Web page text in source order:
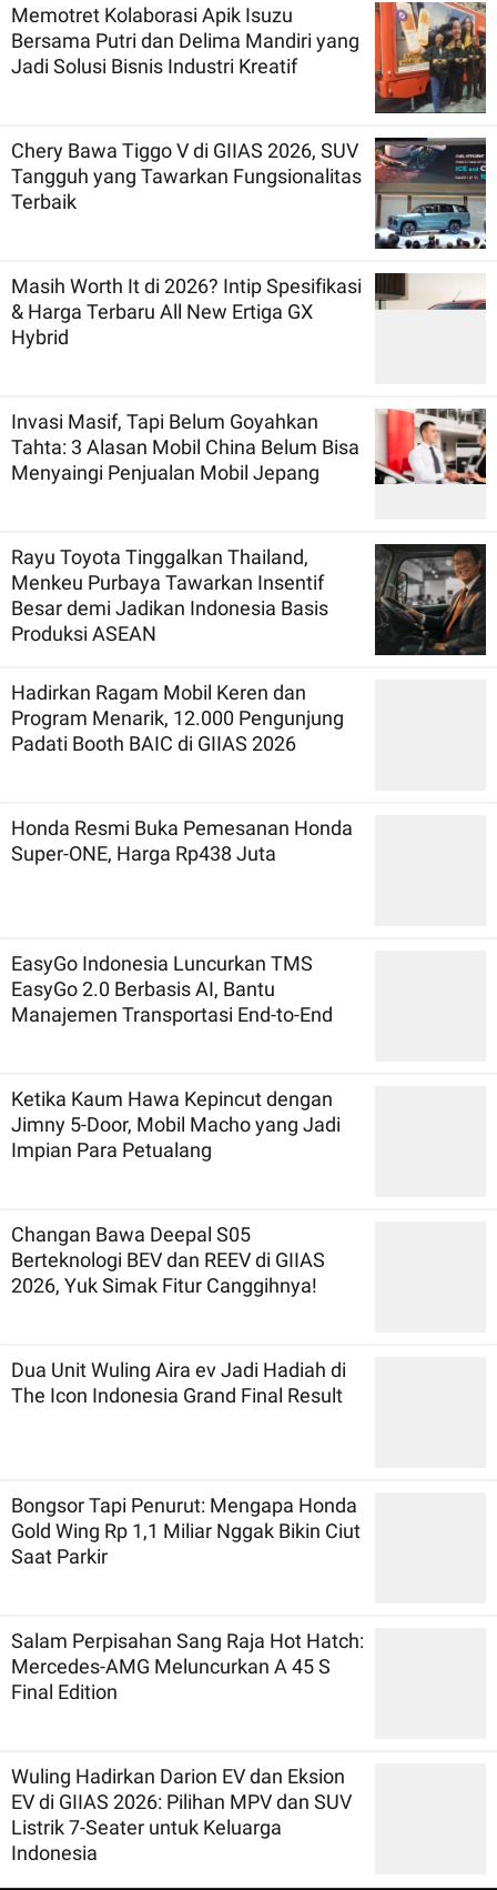
Memotret Kolaborasi Apik Isuzu
Bersama Putri dan Delima Mandiri yang
Jadi Solusi Bisnis Industri Kreatif
Chery Bawa Tiggo V di GIIAS 2026, SUV
Tangguh yang Tawarkan Fungsionalitas
Terbaik
Masih Worth It di 2026? Intip Spesifikasi
& Harga Terbaru All New Ertiga GX
Hybrid
Invasi Masif, Tapi Belum Goyahkan
Tahta: 3 Alasan Mobil China Belum Bisa
Menyaingi Penjualan Mobil Jepang
Rayu Toyota Tinggalkan Thailand,
Menkeu Purbaya Tawarkan Insentif
Besar demi Jadikan Indonesia Basis
Produksi ASEAN
Hadirkan Ragam Mobil Keren dan
Program Menarik, 12.000 Pengunjung
Padati Booth BAIC di GIIAS 2026
Honda Resmi Buka Pemesanan Honda
Super-ONE, Harga Rp438 Juta
EasyGo Indonesia Luncurkan TMS
EasyGo 2.0 Berbasis AI, Bantu
Manajemen Transportasi End-to-End
Ketika Kaum Hawa Kepincut dengan
Jimny 5-Door, Mobil Macho yang Jadi
Impian Para Petualang
Changan Bawa Deepal S05
Berteknologi BEV dan REEV di GIIAS
2026, Yuk Simak Fitur Canggihnya!
Dua Unit Wuling Aira ev Jadi Hadiah di
The Icon Indonesia Grand Final Result
Bongsor Tapi Penurut: Mengapa Honda
Gold Wing Rp 1,1 Miliar Nggak Bikin Ciut
Saat Parkir
Salam Perpisahan Sang Raja Hot Hatch:
Mercedes-AMG Meluncurkan A 45 S
Final Edition
Wuling Hadirkan Darion EV dan Eksion
EV di GIIAS 2026: Pilihan MPV dan SUV
Listrik 7-Seater untuk Keluarga
Indonesia